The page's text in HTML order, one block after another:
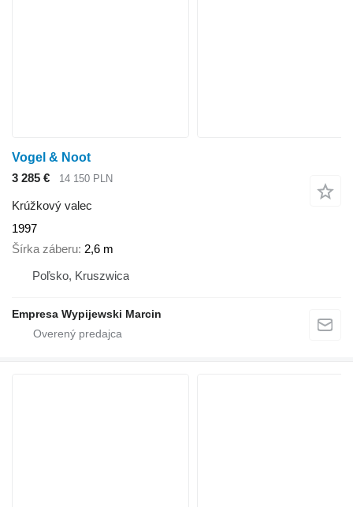
Vogel & Noot
3 285 €
14 150 PLN
Krúžkový valec
1997
Šírka záberu 2,6 m
Poľsko, Kruszwica
Empresa Wypijewski Marcin